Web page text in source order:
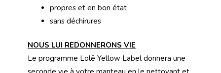
propres et en bon état
sans déchirures
NOUS LUI REDONNERONS VIE
Le programme Lolë Yellow Label donnera une